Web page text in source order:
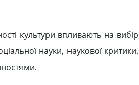
культури впливають на вибір
науки, наукової критики.